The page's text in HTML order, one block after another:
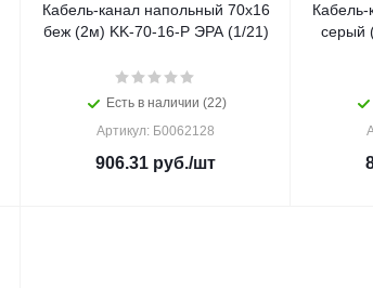
Кабель-канал напольный 70х16
беж (2м) KK-70-16-P ЭРА (1/21)
Есть в наличии (22)
Артикул: Б0062128
906.31 руб./шт
серый